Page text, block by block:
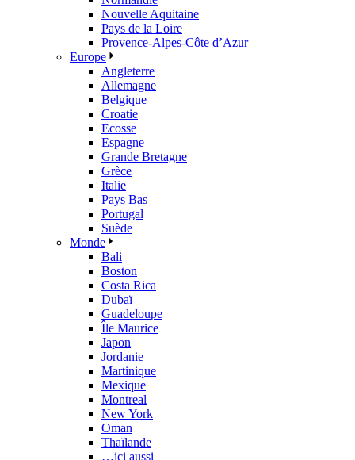
Nouvelle Aquitaine
Pays de la Loire
Provence-Alpes-Côte d’Azur
Europe
Angleterre
Allemagne
Belgique
Croatie
Ecosse
Espagne
Grande Bretagne
Grèce
Italie
Pays Bas
Portugal
Suède
Monde
Bali
Boston
Costa Rica
Dubaï
Guadeloupe
Île Maurice
Japon
Jordanie
Martinique
Mexique
Montreal
New York
Oman
Thaïlande
…ici aussi